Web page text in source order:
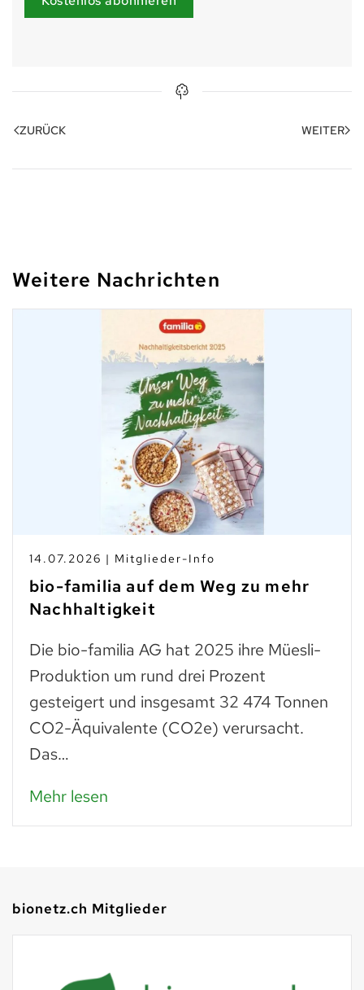
ZURÜCK WEITER
Weitere Nachrichten
14.07.2026 | Mitglieder-Info
bio-familia auf dem Weg zu mehr
Nachhaltigkeit
Die bio-familia AG hat 2025 ihre Müesli-
Produktion um rund drei Prozent
gesteigert und insgesamt 32 474 Tonnen
CO2-Äquivalente (CO2e) verursacht.
Das…
Mehr lesen
bionetz.ch Mitglieder